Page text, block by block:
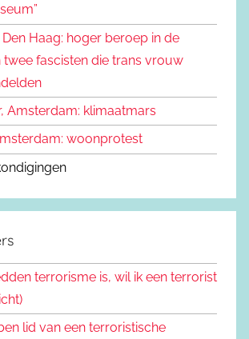
Haag: hoger beroep in de
twee fascisten die trans vrouw
Amsterdam: klimaatmars
woonprotest
terrorisme is, wil ik een terrorist
lid van een terroristische